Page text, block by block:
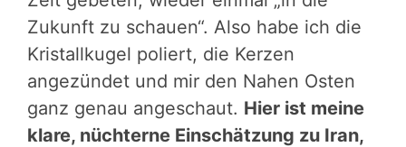
Zukunft zu schauen“. Also habe ich die
Kristallkugel poliert, die Kerzen
angezündet und mir den Nahen Osten
ganz genau angeschaut. Hier ist meine
klare, nüchterne Einschätzung zu Iran,